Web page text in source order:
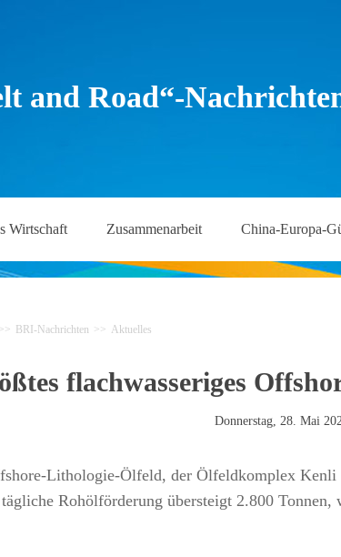
and Road“-
Wirtschaft Zusammenarbeit China-Europa-
>> BRI-Nachrichten >> Aktuelles
flachwasseriges
Donnerstag, 28. Mai
Lithologie-Ölfeld, der Ölfeldkomplex
Rohölförderung übersteigt 2.800